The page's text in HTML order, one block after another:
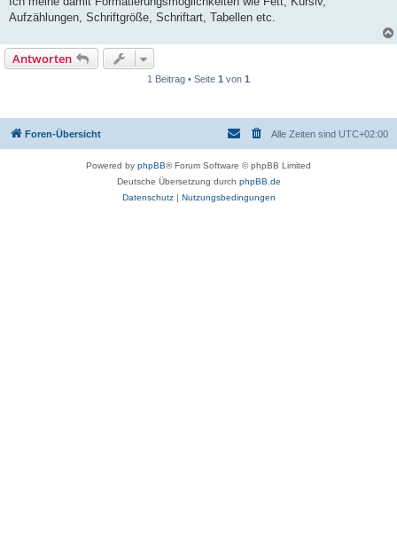
r
a
Aufzählungen, Schriftgröße, Schriftart, Tabellen etc.
Antworten
1 Beitrag • Seite 1 von 1
Foren-Übersicht Alle Zeiten sind UTC+02:00
Powered by phpBB® Forum Software © phpBB Limited
Deutsche Übersetzung durch phpBB.de
Datenschutz| Nutzungsbedingungen